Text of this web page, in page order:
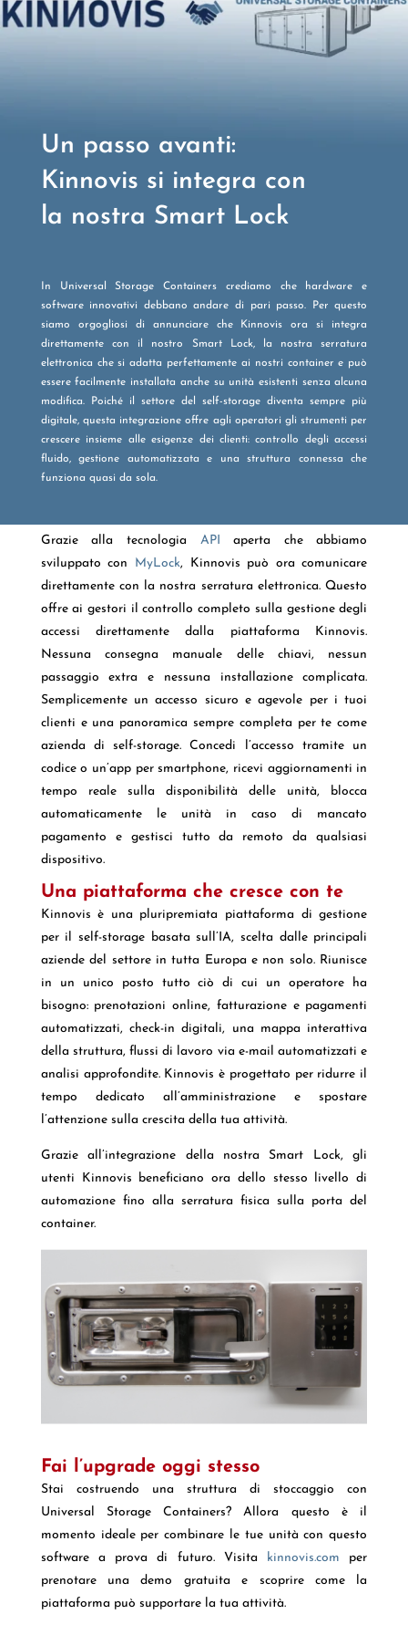
Un passo avanti:
Kinnovis si integra con
la nostra Smart Lock
In Universal Storage Containers crediamo che hardware e
software innovativi debbano andare di pari passo. Per questo
siamo orgogliosi di annunciare che Kinnovis ora si integra
direttamente con il nostro Smart Lock, la nostra serratura
elettronica che si adatta perfettamente ai nostri container e può
essere facilmente installata anche su unità esistenti senza alcuna
modifica. Poiché il settore del self-storage diventa sempre più
digitale, questa integrazione offre agli operatori gli strumenti per
crescere insieme alle esigenze dei clienti: controllo degli accessi
fluido, gestione automatizzata e una struttura connessa che
funziona quasi da sola.
Grazie alla tecnologia API
aperta che abbiamo
sviluppato con
MyLock, Kinnovis può ora comunicare
direttamente con la nostra serratura elettronica. Questo
offre ai gestori il controllo completo sulla gestione degli
accessi direttamente dalla piattaforma Kinnovis.
Nessuna consegna manuale delle chiavi, nessun
passaggio extra e nessuna installazione complicata.
Semplicemente un accesso sicuro e agevole per i tuoi
clienti e una panoramica sempre completa per te come
azienda di self-storage. Concedi l’accesso tramite un
codice o un’app per smartphone, ricevi aggiornamenti in
tempo reale sulla disponibilità delle unità, blocca
automaticamente le unità in caso di mancato
pagamento e gestisci tutto da remoto da qualsiasi
dispositivo.
Una piattaforma che cresce con te
Kinnovis è una pluripremiata piattaforma di gestione
per il self-storage basata sull’IA, scelta dalle principali
aziende del settore in tutta Europa e non solo. Riunisce
in un unico posto tutto ciò di cui un operatore ha
bisogno: prenotazioni online, fatturazione e pagamenti
automatizzati, check-in digitali, una mappa interattiva
della struttura, flussi di lavoro via e-mail automatizzati e
analisi approfondite. Kinnovis è progettato per ridurre il
tempo dedicato all’amministrazione e spostare
l’attenzione sulla crescita della tua attività.
Grazie all’integrazione della nostra Smart Lock, gli
utenti Kinnovis beneficiano ora dello stesso livello di
automazione fino alla serratura fisica sulla porta del
container.
Fai l’upgrade oggi stesso
Stai costruendo una struttura di stoccaggio con
Universal Storage Containers? Allora questo è il
momento ideale per combinare le tue unità con questo
software a prova di futuro. Visita kinnovis.com per
prenotare una demo gratuita e scoprire come la
piattaforma può supportare la tua attività.